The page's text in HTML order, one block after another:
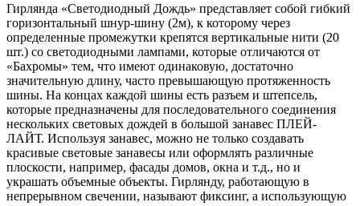
Гирлянда «Светодиодный Дождь» представляет собой гибкий
горизонтальный шнур-шину (2м), к которому через
определенные промежутки крепятся вертикальные нити (20
шт.) со светодиодными лампами, которые отличаются от
«Бахромы» тем, что имеют одинаковую, достаточно
значительную длину, часто превышающую протяженность
шины. На концах каждой шины есть разъем и штепсель,
которые предназначены для последовательного соединения
нескольких световых дождей в большой занавес ПЛЕЙ-
ЛАЙТ. Используя занавес, можно не только создавать
красивые световые занавесы или оформлять различные
плоскости, например, фасады домов, окна и т.д., но и
украшать объемные объекты. Гирлянду, работающую в
непрерывном свечении, называют фиксинг, а использующую